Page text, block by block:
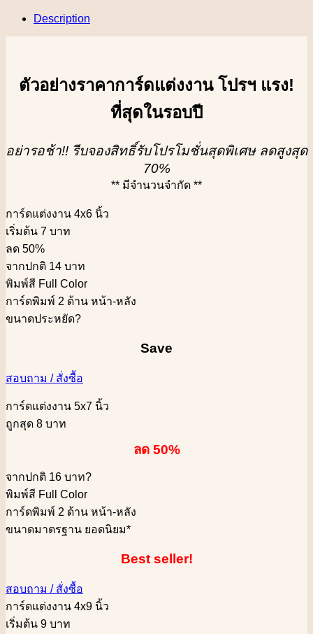
Description
ตัวอย่างราคาการ์ดแต่งงาน โปรฯ แรง!
ที่สุดในรอบปี
อย่ารอช้า!! รีบจองสิทธิ์รับโปรโมชั่นสุดพิเศษ ลดสูงสุด
70%
** มีจำนวนจำกัด **
การ์ดแต่งงาน 4x6 นิ้ว
เริ่มต้น 7 บาท
ลด 50%
จากปกติ 14 บาท
พิมพ์สี Full Color
การ์ดพิมพ์ 2 ด้าน หน้า-หลัง
ขนาดประหยัด?
Save
สอบถาม / สั่งซื้อ
การ์ดแต่งงาน 5x7 นิ้ว
ถูกสุด 8 บาท
ลด 50%
จากปกติ 16 บาท?
พิมพ์สี Full Color
การ์ดพิมพ์ 2 ด้าน หน้า-หลัง
ขนาดมาตรฐาน ยอดนิยม*
Best seller!
สอบถาม / สั่งซื้อ
การ์ดแต่งงาน 4x9 นิ้ว
เริ่มต้น 9 บาท